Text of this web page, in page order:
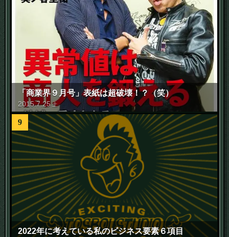
「商業界９月号」表紙は超破壊！？（笑）
2015.7.25 土
9
2022年に考えている私のビジネス要素６項目